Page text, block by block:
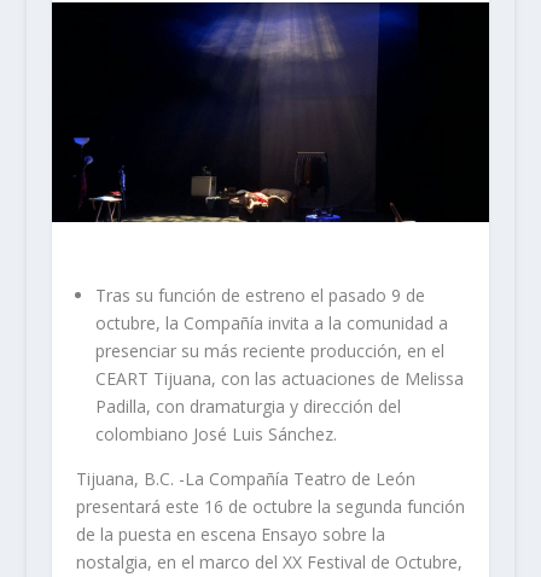
Tras su función de estreno el pasado 9 de
octubre, la Compañía invita a la comunidad a
presenciar su más reciente producción, en el
CEART Tijuana, con las actuaciones de Melissa
Padilla, con dramaturgia y dirección del
colombiano José Luis Sánchez.
Tijuana, B.C. -La Compañía Teatro de León
presentará este 16 de octubre la segunda función
de la puesta en escena Ensayo sobre la
nostalgia, en el marco del XX Festival de Octubre,